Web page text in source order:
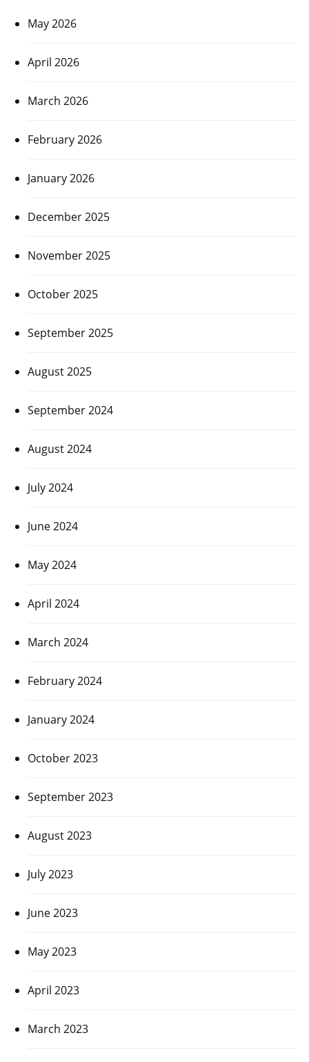
May 2026
April 2026
March 2026
February 2026
January 2026
December 2025
November 2025
October 2025
September 2025
August 2025
September 2024
August 2024
July 2024
June 2024
May 2024
April 2024
March 2024
February 2024
January 2024
October 2023
September 2023
August 2023
July 2023
June 2023
May 2023
April 2023
March 2023